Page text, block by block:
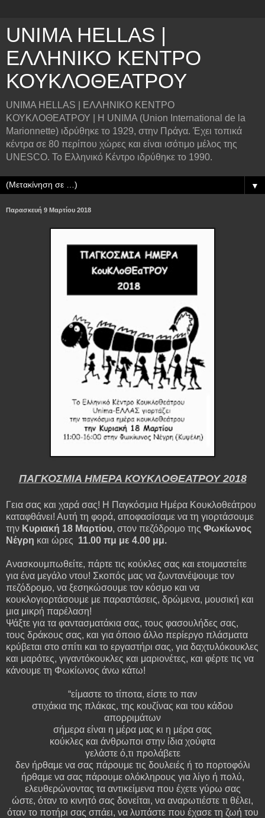
UNIMA HELLAS |
ΕΛΛΗΝΙΚΟ ΚΕΝΤΡΟ
ΚΟΥΚΛΟΘΕΑΤΡΟΥ
UNIMA HELLAS | ΕΛΛΗΝΙΚΟ ΚΕΝΤΡΟ
ΚΟΥΚΛΟΘΕΑΤΡΟΥ | Η UNIMA (Union International de la
Marionnette) ιδρύθηκε το 1929, στην Πράγα. Έχει τοπικά
κέντρα σε 80 περίπου χώρες και είναι ισότιμο μέλος της
UNESCO. Το Ελληνικό Κέντρο ιδρύθηκε το 1990.
▼
Παρασκευή 9 Μαρτίου 2018
ΠΑΓΚΟΣΜΙΑ ΗΜΕΡΑ ΚΟΥΚΛΟΘΕΑΤΡΟΥ 2018
Γεια σας και χαρά σας! Η Παγκόσμια Ημέρα Κουκλοθεάτρου
καταφθάνει! Αυτή τη φορά, αποφασίσαμε να τη γιορτάσουμε
την Κυριακή 18 Μαρτίου, στον πεζόδρομο της Φωκίωνος
Νέγρη και ώρες 11.00 πμ με 4.00 μμ.
Ανασκουμπωθείτε, πάρτε τις κούκλες σας και ετοιμαστείτε
για ένα μεγάλο ντου! Σκοπός μας να ζωντανέψουμε τον
πεζόδρομο, να ξεσηκώσουμε τον κόσμο και να
κουκλογιορτάσουμε με παραστάσεις, δρώμενα, μουσική και
μια μικρή παρέλαση!
Ψάξτε για τα φαντασματάκια σας, τους φασουλήδες σας,
τους δράκους σας, και για όποιο άλλο περίεργο πλάσματα
κρύβεται στο σπίτι και το εργαστήρι σας, για δαχτυλόκουκλες
και μαρότες, γιγαντόκουκλες και μαριονέτες, και φέρτε τις να
κάνουμε τη Φωκίωνος άνω κάτω!
“είμαστε το τίποτα, είστε το παν
στιχάκια της πλάκας, της κουζίνας και του κάδου
απορριμάτων
σήμερα είναι η μέρα μας κι η μέρα σας
κούκλες και άνθρωποι στην ίδια χούφτα
γελάστε ό,τι προλάβετε
δεν ήρθαμε να σας πάρουμε τις δουλειές ή το πορτοφόλι
ήρθαμε να σας πάρουμε ολόκληρους για λίγο ή πολύ,
ελευθερώνοντας τα αντικείμενα που έχετε γύρω σας
ώστε, όταν το κινητό σας δονείται, να αναρωτιέστε τι θέλει,
όταν το ποτήρι σας σπάει, να λυπάστε που έχασε τη ζωή του